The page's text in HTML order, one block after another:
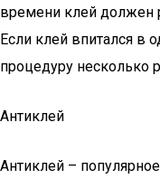
времени клей должен
Если клей впитался в
процедуру несколько
Антиклей
Антиклей –